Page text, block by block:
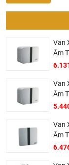
Bản vẽ van xả
Van
Âm
Van
Âm
Van
Âm